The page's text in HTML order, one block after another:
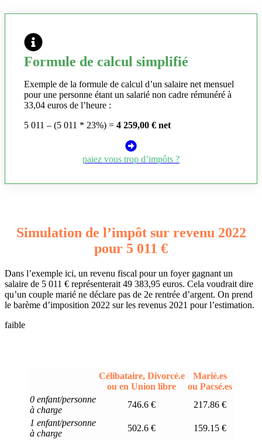
Formule de calcul simplifié
Exemple de la formule de calcul d’un salaire net mensuel
pour une personne étant un salarié non cadre rémunéré à
33,04 euros de l’heure :
5 011 – (5 011 * 23%) = 4 259,00 € net
paiez vous trop d’impôts ?
Simulation de l’impôt sur revenu 2022
pour 5 011 €
Dans l’exemple ici, un revenu fiscal pour un foyer gagnant un
salaire de 5 011 € représenterait 49 383,95 euros. Cela voudrait dire
qu’un couple marié ne déclare pas de 2e rentrée d’argent. On prend
le barème d’imposition 2022 sur les revenus 2021 pour l’estimation.
faible
Célibataire, Divorcé.e
ou en Union libre
Marié.es
ou Pacsé.es
0 enfant/personne
à charge
746.6 €
217.86 €
1 enfant/personne
à charge
502.6 €
159.15 €